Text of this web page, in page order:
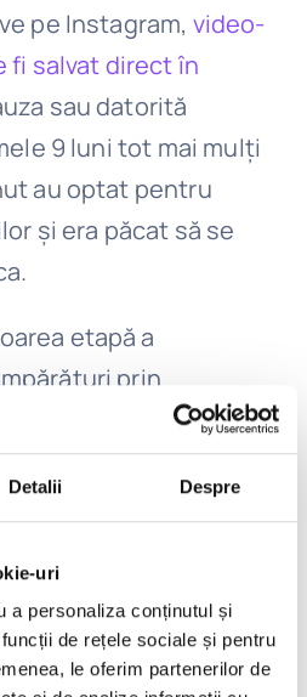
Detalii Despre
uri
a personaliza conținutul și
de rețele sociale și pentru
le oferim partenerilor de
pe Instagram, video-
fi salvat direct în
sau datorită
9 luni tot mai mulți
au optat pentru
și era păcat să se
etapă a
prin
secțiuni de Shop în
va prezenta o
ce pot fi cumpărate
pe Instagram fără a